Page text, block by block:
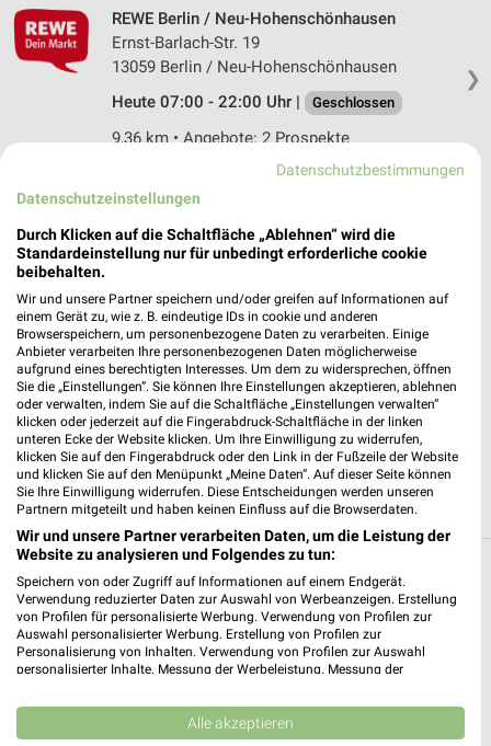
❯
REWE Berlin / Neu-Hohenschönhausen
Ernst-Barlach-Str. 19
13059 Berlin / Neu-Hohenschönhausen
Heute 07:00 - 22:00 Uhr |
Geschlossen
9,36 km • Angebote: 2 Prospekte
REWE Berlin / Marzahn
Oberweißbacher Str. 2-4
12687 Berlin / Marzahn
11,95 km • Angebote: 2 Prospekte
REWE Berlin / Karow
Hubertusdamm 53-59
13125 Berlin / Karow
Heute 07:00 - 22:00 Uhr | Geschlossen
11,62 km • Angebote: 2 Prospekte
Supermärkte Angebote und Prospekte für
Bernau (Berlin)
14 Prospekte
Datenschutzbestimmungen
Datenschutzeinstellungen
Durch Klicken auf die Schaltfläche „Ablehnen“ wird die
Standardeinstellung nur für unbedingt erforderliche cookie
beibehalten.
Wir und unsere Partner speichern und/oder greifen auf Informationen auf
einem Gerät zu, wie z. B. eindeutige IDs in cookie und anderen
Browserspeichern, um personenbezogene Daten zu verarbeiten. Einige
Anbieter verarbeiten Ihre personenbezogenen Daten möglicherweise
aufgrund eines berechtigten Interesses. Um dem zu widersprechen, öffnen
Sie die „Einstellungen“. Sie können Ihre Einstellungen akzeptieren, ablehnen
oder verwalten, indem Sie auf die Schaltfläche „Einstellungen verwalten“
klicken oder jederzeit auf die Fingerabdruck-Schaltfläche in der linken
unteren Ecke der Website klicken. Um Ihre Einwilligung zu widerrufen,
klicken Sie auf den Fingerabdruck oder den Link in der Fußzeile der Website
und klicken Sie auf den Menüpunkt „Meine Daten“. Auf dieser Seite können
Sie Ihre Einwilligung widerrufen. Diese Entscheidungen werden unseren
Partnern mitgeteilt und haben keinen Einfluss auf die Browserdaten.
Wir und unsere Partner verarbeiten Daten, um die Leistung der
Website zu analysieren und Folgendes zu tun:
Speichern von oder Zugriff auf Informationen auf einem Endgerät.
Verwendung reduzierter Daten zur Auswahl von Werbeanzeigen. Erstellung
von Profilen für personalisierte Werbung. Verwendung von Profilen zur
Auswahl personalisierter Werbung. Erstellung von Profilen zur
Personalisierung von Inhalten. Verwendung von Profilen zur Auswahl
personalisierter Inhalte. Messung der Werbeleistung. Messung der
Kombinationen von Daten aus verschiedenen Quellen. Entwicklung und
Verbesserung der Angebote. Verwendung reduzierter Daten zur Auswahl
von Inhalten.
Alle akzeptieren